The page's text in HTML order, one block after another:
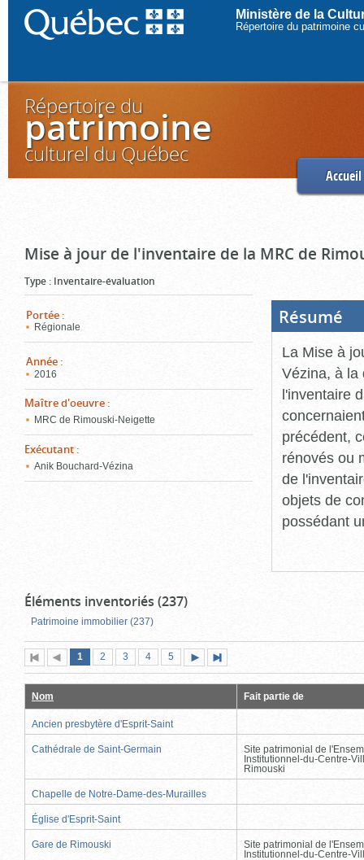
Ministère de la
Répertoire du patrimoine
Répertoire du
patrimoine
culturel du Québec
Accueil
Mise à jour de l'inventaire de la MRC de
Type : Inventaire-évaluation
Portée :
Régionale
Année :
2016
Maître d'oeuvre :
MRC de Rimouski-Neigette
Exécutant :
Anik Bouchard-Vézina
Résumé
La Mise à
Vézina, à la
l'inventaire
précédent,
rénovés ou
de
objets de
possédant
Éléments inventoriés (237)
Patrimoine immobilier (237)
Première
page
Page
précédente
Page
1 (page
actuelle)
Page
2 Page
3 Page
4 Page
5
suivante
page
Nom Fait partie de
Ancien presbytère d'Esprit-Saint
Cathédrale de Saint-Germain
Site patrimonial de
Institutionnel-du-Centre-
Rimouski
Chapelle de Notre-Dame-des-Murailles
Église d'Esprit-Saint
Gare de Rimouski
Site patrimonial de
Institutionnel-du-Centre-